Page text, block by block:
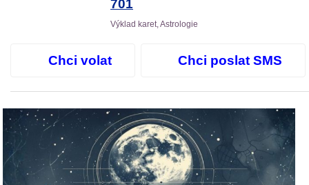
701
Výklad karet, Astrologie
Chci volat Chci poslat SMS